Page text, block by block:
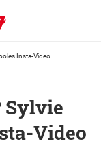
Insta-Video
Sylvie
Video